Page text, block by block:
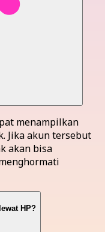
menampilkan
Jika akun tersebut
akan bisa
HP?